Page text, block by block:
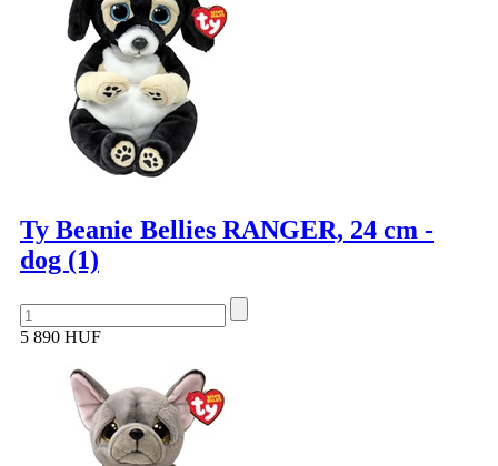
Ty Beanie Bellies RANGER, 24 cm -
dog (1)
5 890 HUF